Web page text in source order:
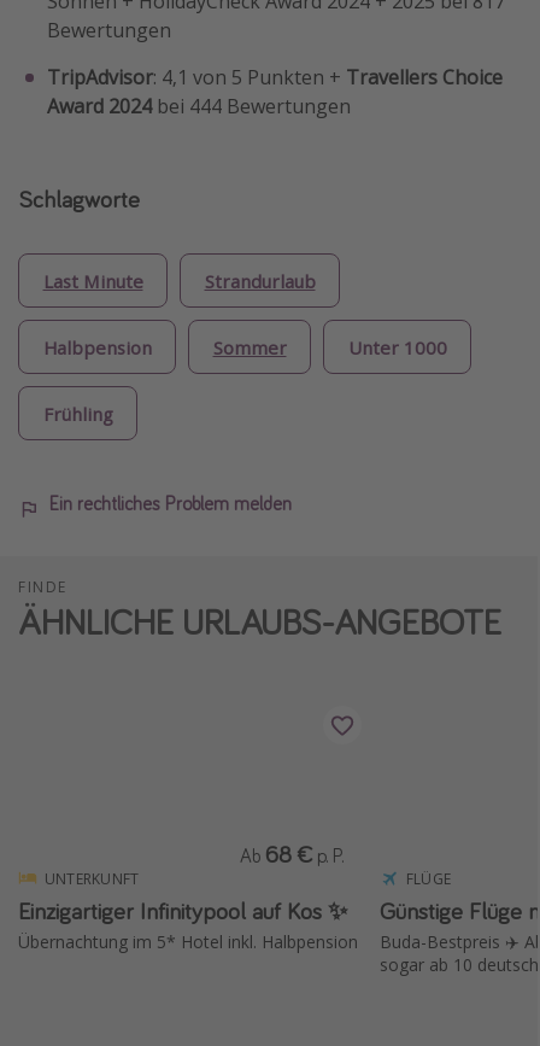
Bewertungen
TripAdvisor: 4,1 von 5 Punkten + Travellers Choice
Award 2024bei 444 Bewertungen
Schlagworte
Last Minute Strandurlaub
Halbpension Sommer Unter 1000
Frühling
Ein rechtliches Problem melden
FINDE
ÄHNLICHE URLAUBS-ANGEBOTE
UNTERKUNFT
Einzigartiger Infinitypool auf Kos ✨
Übernachtung im 5* Hotel inkl. Halbpension
Ab 68 € p. P.
FLÜGE
Günstige
Buda-Bestpreis ✈️
sogar ab 10